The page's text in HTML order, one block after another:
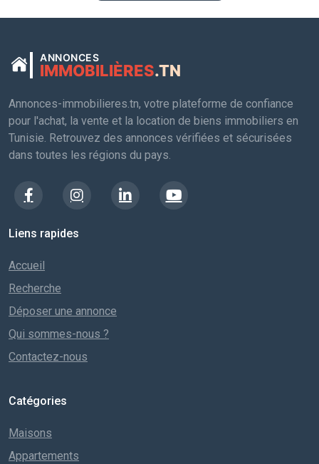
ANNONCES
IMMOBILIÈRES.TN
Annonces-immobilieres.tn, votre plateforme de confiance
pour l'achat, la vente et la location de biens immobiliers en
Tunisie. Retrouvez des annonces vérifiées et sécurisées
dans toutes les régions du pays.
Liens rapides
Accueil
Recherche
Déposer une annonce
Qui sommes-nous ?
Contactez-nous
Catégories
Maisons
Appartements